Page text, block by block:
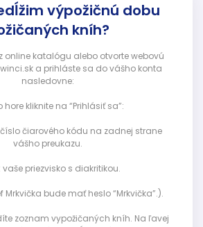
výpožičnú dobu
kníh?
online katalógu alebo otvorte webovú
a prihláste sa do vášho konta
nasledovne:
hore kliknite na “Prihlásiť sa”:
čiarového kódu na zadnej strane
vášho preukazu.
vaše priezvisko s diakritikou.
Mrkvička bude mať heslo “Mrkvička”.).
zoznam vypožičaných kníh. Na ľavej